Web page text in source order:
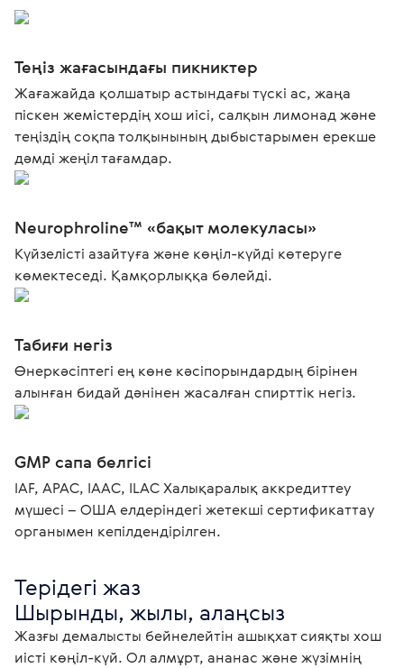
Теңіз жағасындағы пикниктер
Жағажайда қолшатыр астындағы түскі ас, жаңа
піскен жемістердің хош иісі, салқын лимонад және
теңіздің соқпа толқынының дыбыстарымен ерекше
дәмді жеңіл тағамдар.
Neurophroline™ «бақыт молекуласы»
Күйзелісті азайтуға және көңіл-күйді көтеруге
көмектеседі. Қамқорлыққа бөлейді.
Табиғи негіз
Өнеркәсіптегі ең көне кәсіпорындардың бірінен
алынған бидай дәнінен жасалған спирттік негіз.
GMP сапа белгісі
IAF, APAC, IAAC, ILAC Халықаралық аккредиттеу
мүшесі – ОША елдеріндегі жетекші сертификаттау
органымен кепілдендірілген.
Терідегі жаз
Шырынды, жылы, алаңсыз
Жазғы демалысты бейнелейтін ашықхат сияқты хош
иісті көңіл-күй. Ол алмұрт, ананас және жүзімнің